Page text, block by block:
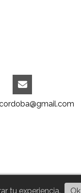
tu experiencia. Ok